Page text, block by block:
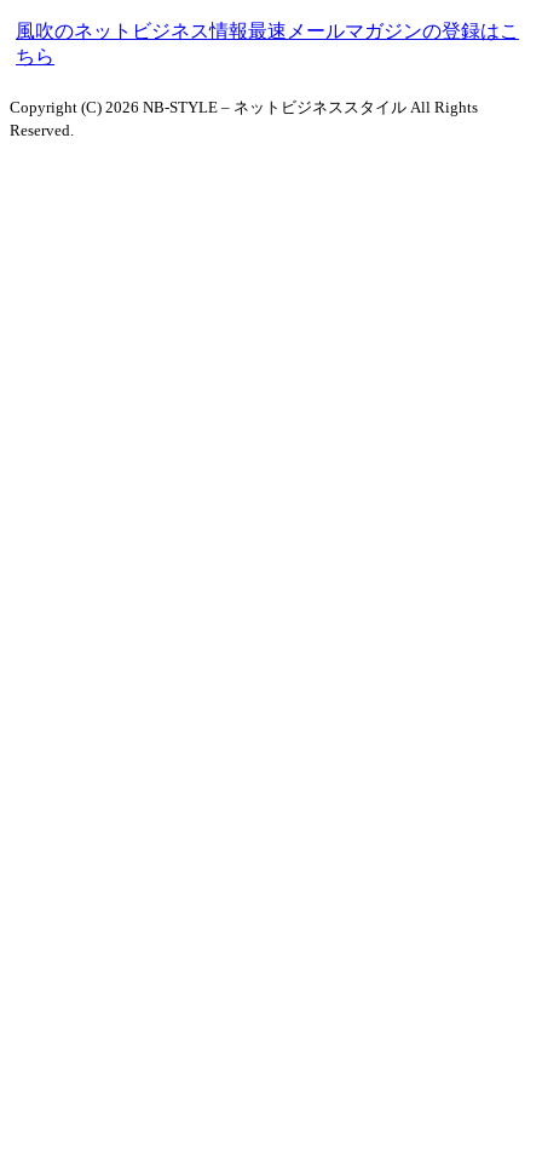
イ
ブ
風吹のネットビジネス情報最速メールマガジンの登録はこ
ちら
Copyright (C) 2026 NB-STYLE – ネットビジネススタイル All Rights
Reserved.